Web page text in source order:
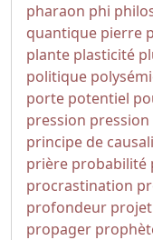
pharaon phi
quantique pierre
plante plasticité
politique
porte potentiel
pression pression
principe de
prière probabilité
procrastination
profondeur projet
propager